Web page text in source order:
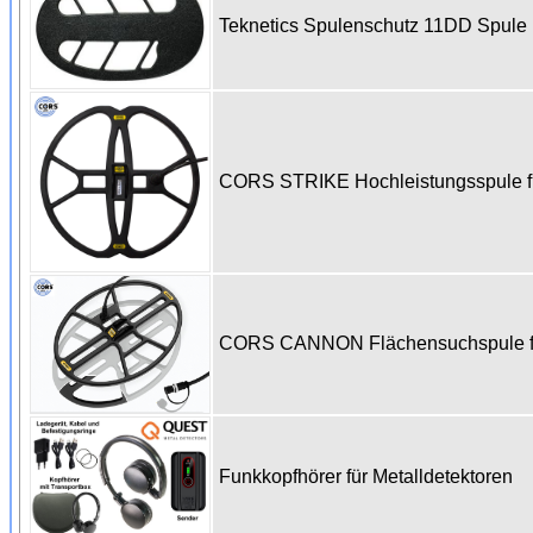
Teknetics Spulenschutz 11DD
CORS STRIKE Hochleistungsspule
CORS CANNON Flächensuchspule
Funkkopfhörer für Metalldetektoren